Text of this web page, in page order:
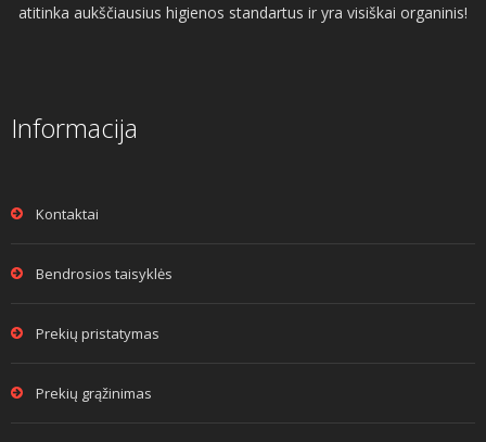
atitinka aukščiausius higienos standartus ir yra visiškai organinis!
Informacija
Kontaktai
Bendrosios taisyklės
Prekių pristatymas
Prekių grąžinimas